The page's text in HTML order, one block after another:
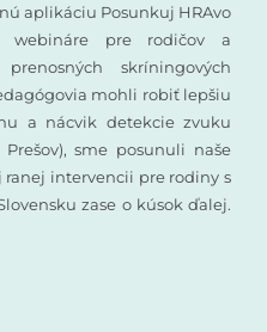
aplikáciu Posunkuj HRAvo
webináre pre rodičov a
skríningových
mohli robiť lepšiu
a nácvik detekcie zvuku
Prešov), sme posunuli naše
intervencii pre rodiny s
zase o kúsok ďalej.